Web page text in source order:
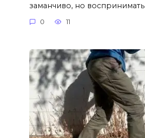
заманчиво, но воспринимать
0 11